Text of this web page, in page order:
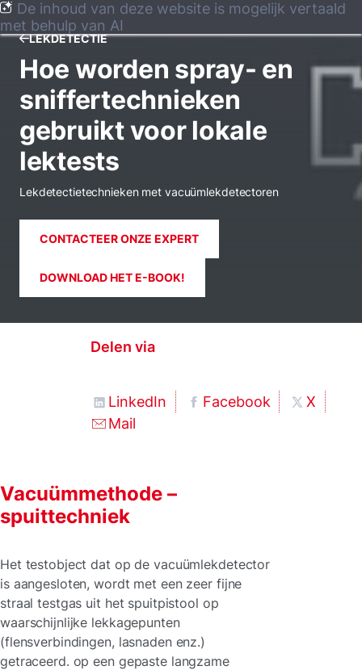
De inhoud van deze website is mogelijk vertaald
met behulp van AI
LEKDETECTIE
Hoe worden spray- en
sniffertechnieken
gebruikt voor lokale
lektests
Lekdetectietechnieken met vacuümlekdetectoren
CONTACTEER ONZE EXPERT
DOWNLOAD HET E-BOOK!
Delen via
LinkedIn Facebook
X
Mail
Vacuümmethode –
spuittechniek
Het testobject dat op de vacuümlekdetector
is aangesloten, wordt met een zeer fijne
straal testgas uit het spuitpistool op
waarschijnlijke lekkagepunten
(flensverbindingen, lasnaden enz.)
getraceerd. op een gepaste langzame